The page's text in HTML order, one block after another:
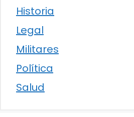
Historia
Legal
Militares
Política
Salud